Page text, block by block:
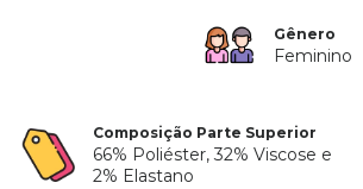
Gênero
Feminino
Composição Parte Superior
66% Poliéster, 32% Viscose e
2% Elastano